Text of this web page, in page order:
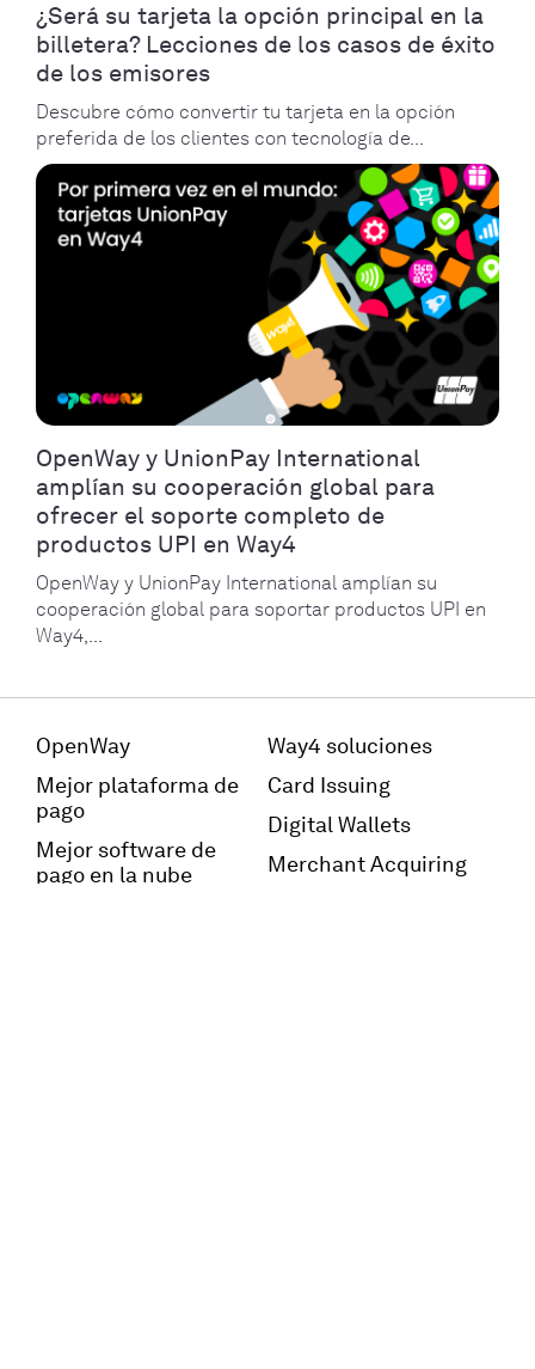
¿Será su tarjeta la opción principal en la
billetera? Lecciones de los casos de éxito
de los emisores
Descubre cómo convertir tu tarjeta en la opción
preferida de los clientes con tecnología de...
OpenWay y UnionPay International
amplían su cooperación global para
ofrecer el soporte completo de
productos UPI en Way4
OpenWay y UnionPay International amplían su
cooperación global para soportar productos UPI en
Way4,...
OpenWay
Mejor plataforma de
pago
Mejor software de
pago en la nube
Way4 soluciones
Card Issuing
Digital Wallets
Merchant Acquiring